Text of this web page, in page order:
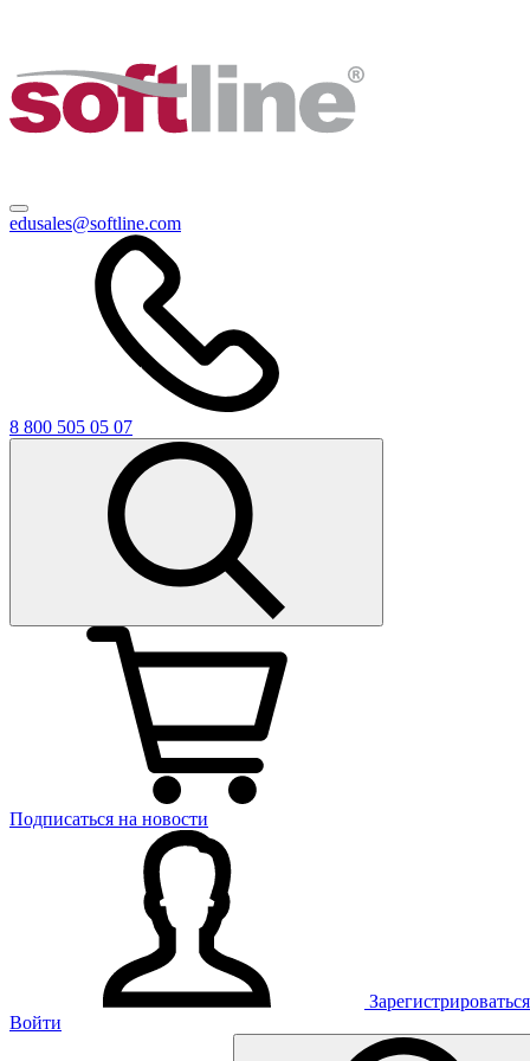
edusales@softline.com
8 800 505 05 07
Подписаться на новости
Зарегистрироваться
Войти